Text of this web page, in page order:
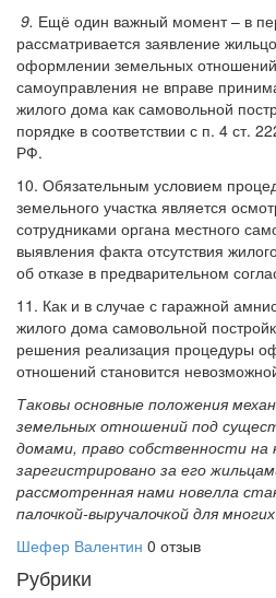
9. Ещё один важный момент – в
рассматривается заявление
оформлении земельных
самоуправления не вправе
жилого дома как самовольной
порядке в соответствии с п. 4 ст.
РФ.
10. Обязательным условием
земельного участка является
сотрудниками органа местного
выявления факта отсутствия
об отказе в предварительном
11. Как и в случае с гаражной
жилого дома самовольной
решения реализация процедуры
отношений становится
Таковы основные положения
земельных отношений под
домами, право собственности на
зарегистрировано за его
рассмотренная нами новелла
палочкой-выручалочкой для
Шефер Валентин 0 отзыв
Рубрики